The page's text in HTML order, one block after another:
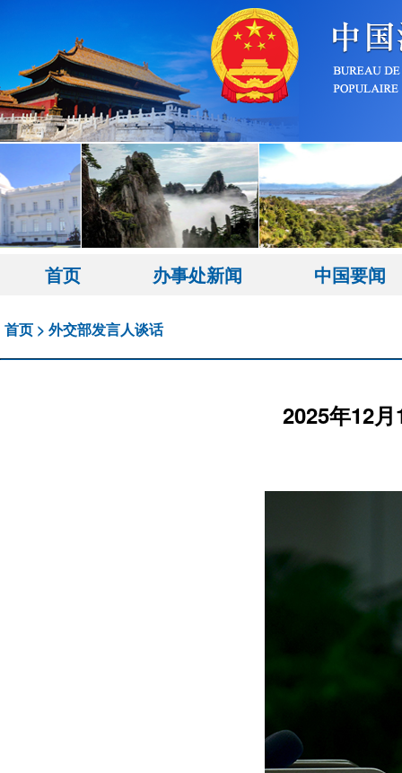
首页 办事处新闻 中国要闻
首页 > 外交部发言人谈话
2025年12